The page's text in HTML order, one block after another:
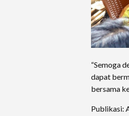
“Semoga
dapat
bersama
Publikasi: